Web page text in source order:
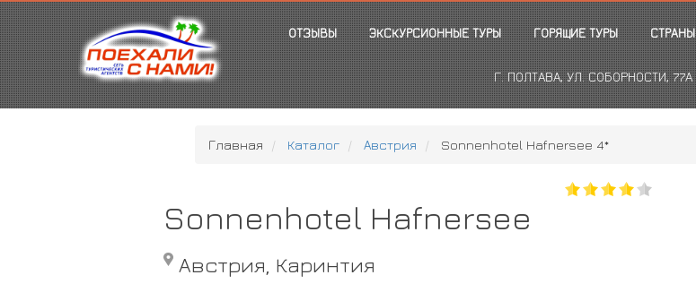
ОТЗЫВЫ ЭКСКУРСИОННЫЕ ТУРЫ ГОРЯЩИЕ ТУРЫ СТРАНЫ
Г. ПОЛТАВА, УЛ. СОБОРНОСТИ, 77А
Главная Каталог Австрия Sonnenhotel Hafnersee 4*
Sonnenhotel Hafnersee
Австрия, Каринтия